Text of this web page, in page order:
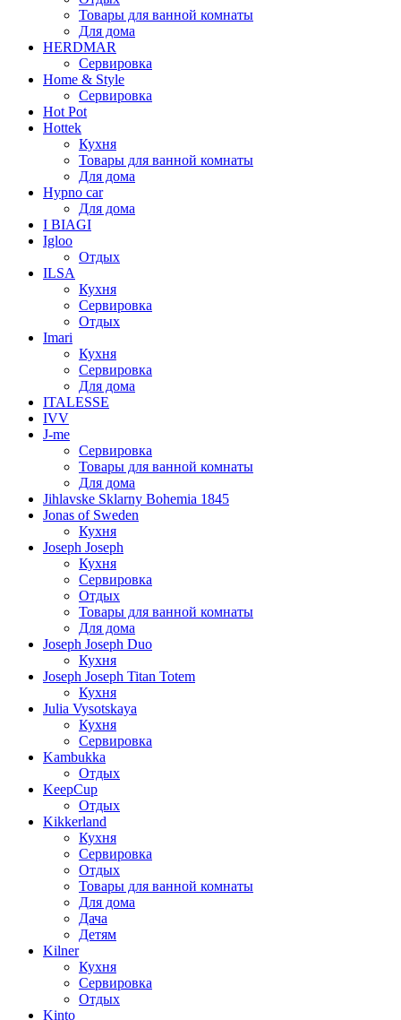
Товары для ванной комнаты
Для дома
HERDMAR
Сервировка
Home & Style
Сервировка
Hot Pot
Hottek
Кухня
Товары для ванной комнаты
Для дома
Hypno car
Для дома
I BIAGI
Igloo
Отдых
ILSA
Кухня
Сервировка
Отдых
Imari
Кухня
Сервировка
Для дома
ITALESSE
IVV
J-me
Сервировка
Товары для ванной комнаты
Для дома
Jihlavske Sklarny Bohemia 1845
Jonas of Sweden
Кухня
Joseph Joseph
Кухня
Сервировка
Отдых
Товары для ванной комнаты
Для дома
Joseph Joseph Duo
Кухня
Joseph Joseph Titan Totem
Кухня
Julia Vysotskaya
Кухня
Сервировка
Kambukka
Отдых
KeepCup
Отдых
Kikkerland
Кухня
Сервировка
Отдых
Товары для ванной комнаты
Для дома
Дача
Детям
Kilner
Кухня
Сервировка
Отдых
Kinto